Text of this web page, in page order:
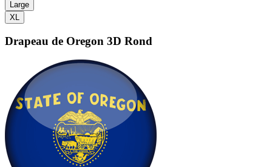
Large
XL
Drapeau de Oregon 3D Rond